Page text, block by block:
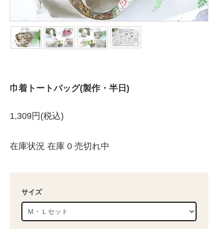
巾着トートバッグ(製作・半日)
1,309円(税込)
在庫状況 在庫 0 売切れ中
サイズ